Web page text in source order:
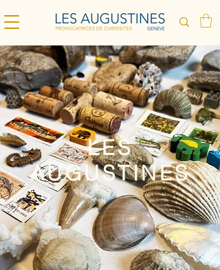
LES
AUGUSTINES